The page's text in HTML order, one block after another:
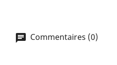
Commentaires (0)